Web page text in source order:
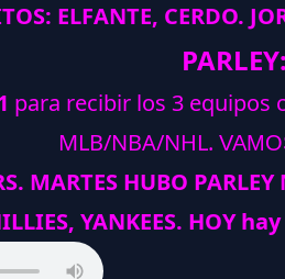
ELFANTE, CERDO.
PARLEY:
para recibir los 3 equipos
MLB/NBA/NHL.
MARTES HUBO
YANKEES. HOY